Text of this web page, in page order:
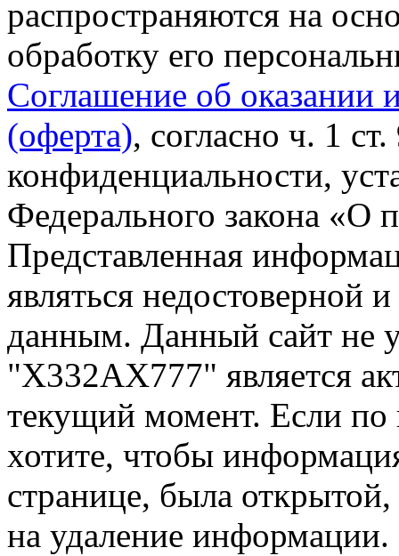
распространяются на
обработку его
Соглашение об оказании
(оферта), согласно ч. 1
конфиденциальности,
Федерального закона «О
Представленная
являться недостоверной
данным. Данный сайт не
"Х332АХ777" является
текущий момент. Если
хотите, чтобы
странице, была открытой,
на удаление информации.